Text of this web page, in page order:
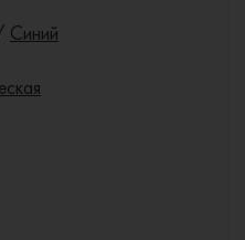
Синий